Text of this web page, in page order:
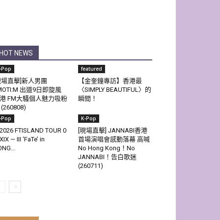
HOT NEWS
Pop
場直擊]新人男團
出道9日即旋風
FM大騷個人魅力吸粉
featured
【金奎鐘專訪】香港最
〈SIMPLY BEAUTIFUL〉的
瞬間！
Pop
2026 FTISLAND TOUR 0
— III ‘FaTe’ in
K-Pop
[現場直擊] JANNABI香港
首場演唱會感動落幕 高喊
No Hong Kong！No
JANNABI！告白歌迷
(260711)